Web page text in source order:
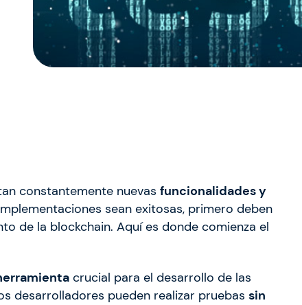
constantemente nuevas funcionalidades y
sean exitosas, primero deben
de la blockchain. Aquí es donde comienza el
crucial para el desarrollo de las
desarrolladores pueden realizar pruebas sin